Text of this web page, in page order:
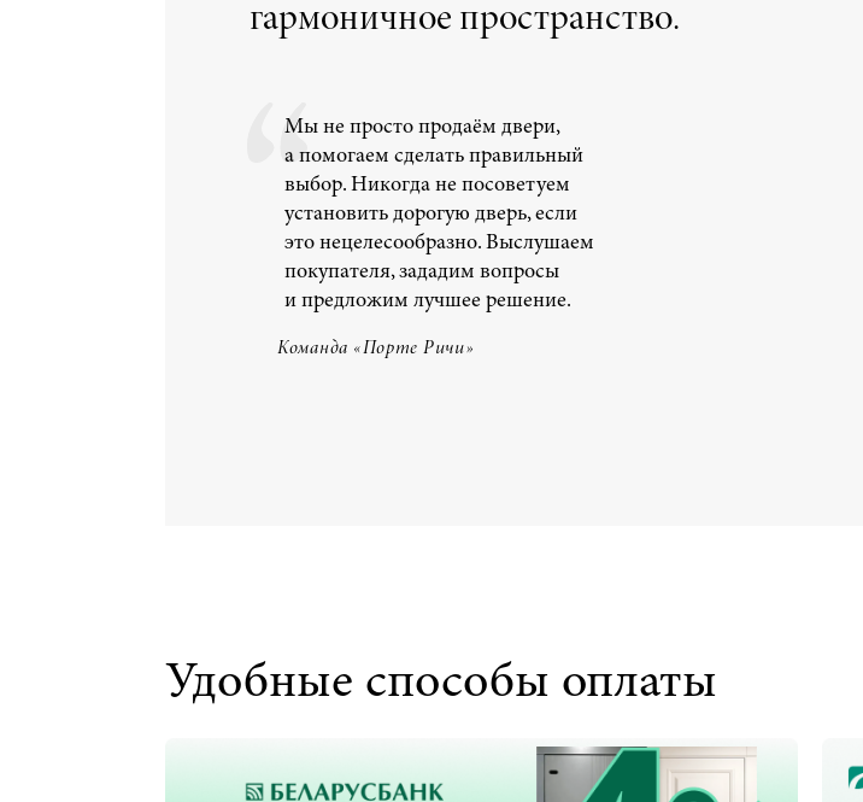
гармоничное пространство.
Мы не просто продаём двери,
а помогаем сделать правильный
выбор. Никогда не посоветуем
установить дорогую дверь, если
это нецелесообразно. Выслушаем
покупателя, зададим вопросы
и предложим лучшее решение.
Команда «Порте Ричи»
Удобные способы оплаты